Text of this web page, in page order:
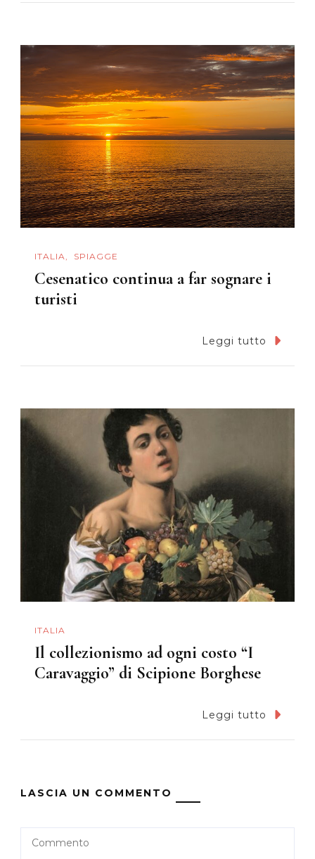
ITALIA SPIAGGE
Cesenatico continua a far sognare i
turisti
Leggi tutto
ITALIA
Il collezionismo ad ogni costo “I
Caravaggio” di Scipione Borghese
Leggi tutto
LASCIA UN COMMENTO